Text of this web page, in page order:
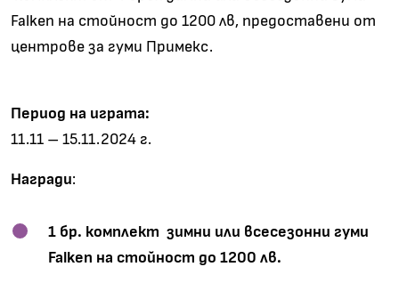
Falken на стойност до 1200 лв, предоставени от
центрове за гуми Примекс.
Период на играта:
11.11 – 15.11.2024 г.
Награди:
1 бр. комплект зимни или всесезонни гуми
Falken на стойност до 1200 лв.